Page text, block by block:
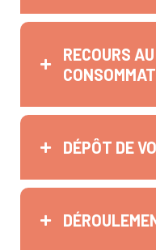
RECOURS
DÉPÔT DE